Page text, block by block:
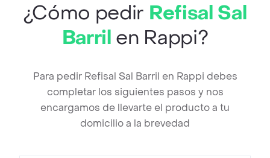
¿Cómo pedir Refisal Sal
Barril en Rappi?
Para pedir Refisal Sal Barril en Rappi debes
completar los siguientes pasos y nos
encargamos de llevarte el producto a tu
domicilio a la brevedad